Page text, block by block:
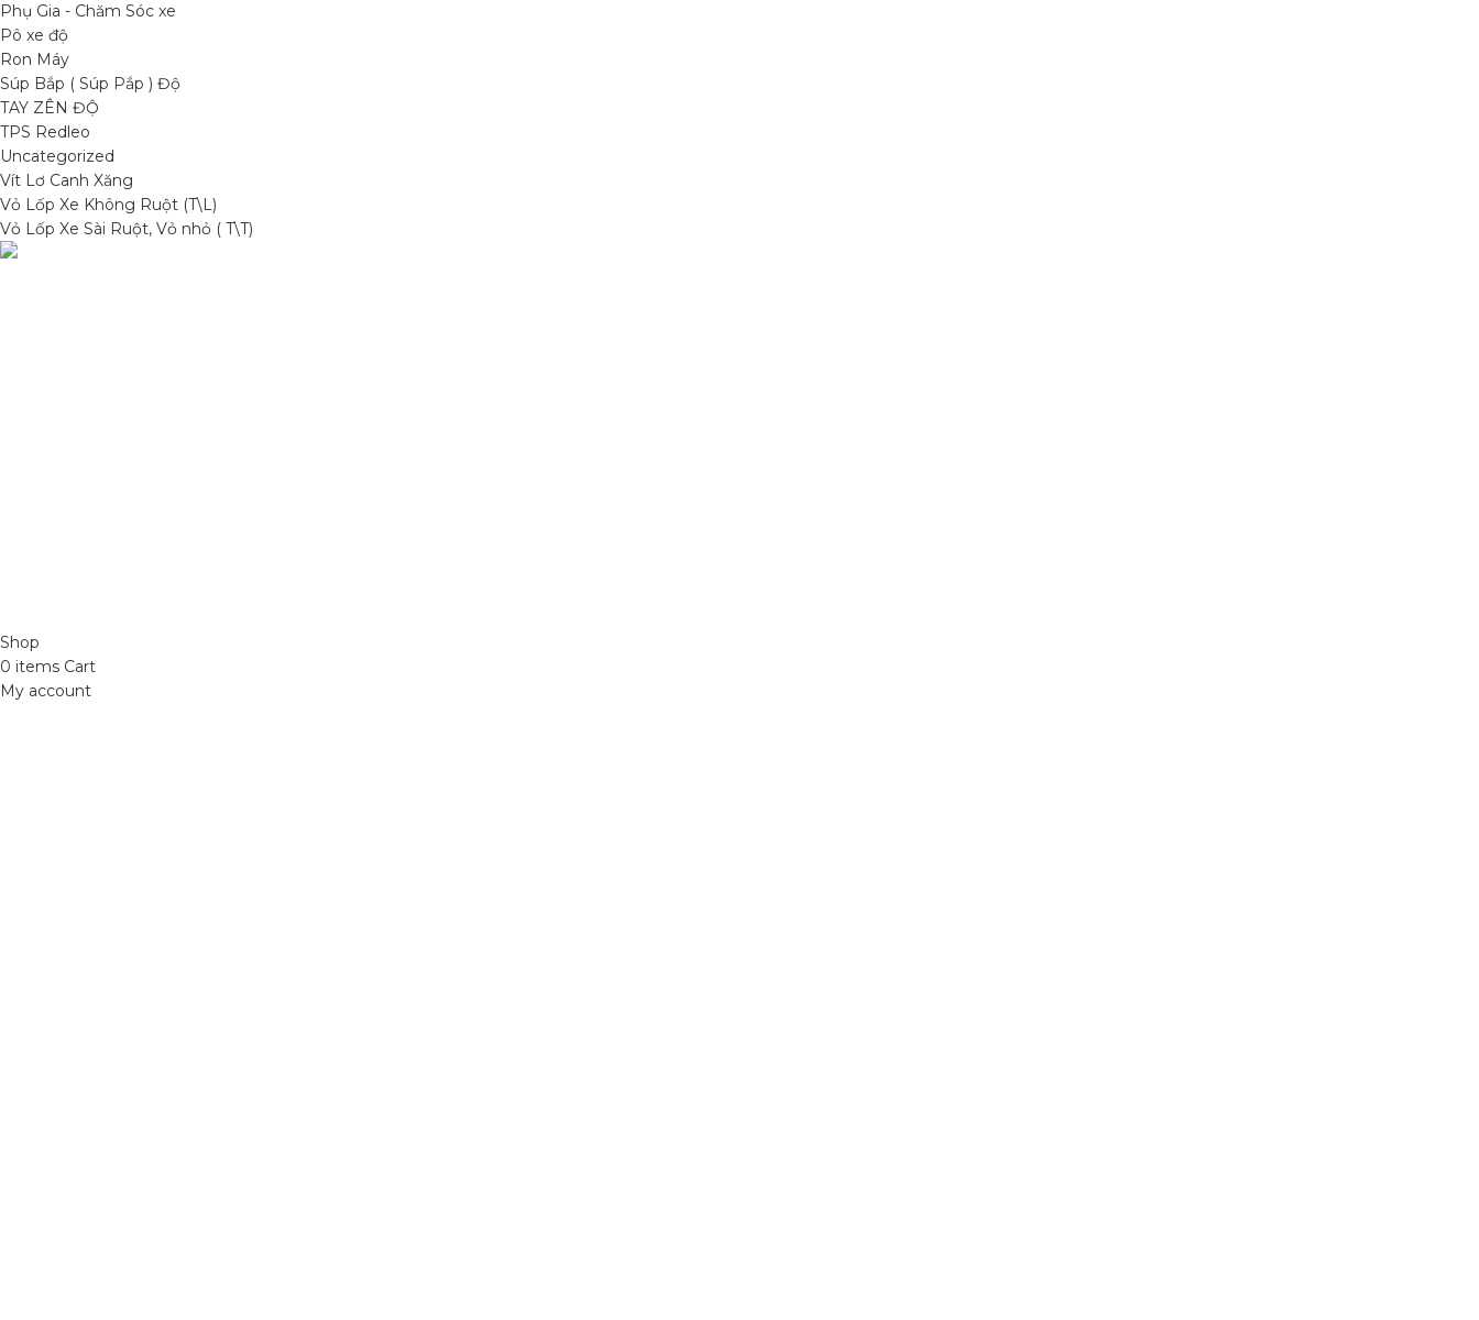
Phụ Gia - Chăm Sóc xe
Pô xe độ
Ron Máy
Súp Bắp ( Súp Pắp ) Độ
TAY ZÊN ĐỘ
TPS Redleo
Uncategorized
Vít Lơ Canh Xăng
Vỏ Lốp Xe Không Ruột (T\L)
Vỏ Lốp Xe Sài Ruột, Vỏ nhỏ ( T\T)
Shop
0 items Cart
My account